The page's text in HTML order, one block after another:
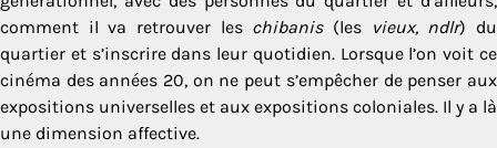
comment il va retrouver les chibanis(les vieux, ndlr) du
quartier et s’inscrire dans leur quotidien. Lorsque l’on voit ce
cinéma des années 20, on ne peut s’empêcher de penser aux
expositions universelles et aux expositions coloniales. Il y a là
une dimension affective.